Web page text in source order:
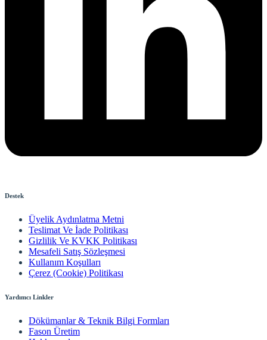
Destek
Üyelik Aydınlatma Metni
Teslimat Ve İade Politikası
Gizlilik Ve KVKK Politikası
Mesafeli Satış Sözleşmesi
Kullanım Koşulları
Çerez (Cookie) Politikası
Yardımcı Linkler
Dökümanlar & Teknik Bilgi Formları
Fason Üretim